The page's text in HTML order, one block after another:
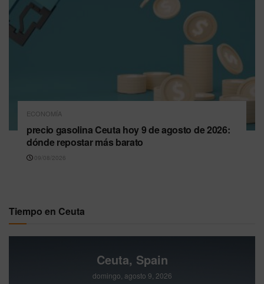
ECONOMÍA
precio gasolina Ceuta hoy 9 de agosto de 2026:
dónde repostar más barato
09/08/2026
Tiempo en Ceuta
Ceuta, Spain
domingo, agosto 9, 2026